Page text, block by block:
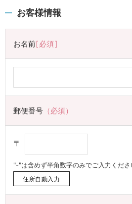
お客様情報
お名前 必須
郵便番号 （必須）
〒
"-"は含めず半角数字のみでご入力くださ